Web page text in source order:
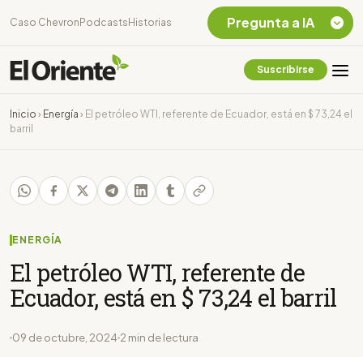
Caso Chevron Podcasts Historias
Suscribirse
Inicio › Energía › El petróleo WTI, referente de Ecuador, está en $ 73,24 el
barril
ENERGÍA
El petróleo WTI, referente de
Ecuador, está en $ 73,24 el barril
09 de octubre, 2024 2 min de lectura
Pregunta a IA
Chevron Ecuador